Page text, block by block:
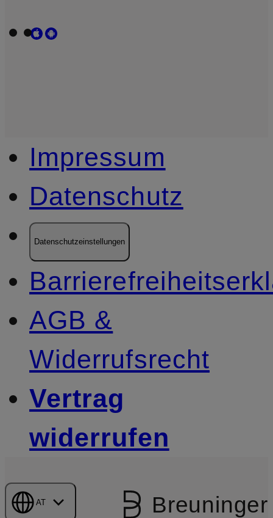
Impressum
Datenschutz
Datenschutzeinstellungen
AGB &
Widerrufsrecht
Vertrag
widerrufen
AT Breuninger